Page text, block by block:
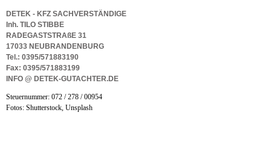
DETEK - KFZ SACHVERSTÄNDIGE
Inh. TILO STIBBE
RADEGASTSTRAßE 31
17033 NEUBRANDENBURG
Tel.: 0395/571883190
Fax: 0395/571883199
INFO @ DETEK-GUTACHTER.DE
Steuernummer: 072 / 278 / 00954
Fotos: Shutterstock, Unsplash